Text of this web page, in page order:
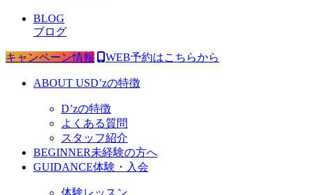
BLOG
ブログ
キャンペーン情報 WEB予約はこちらから
ABOUT USD’zの特徴
D’zの特徴
よくある質問
スタッフ紹介
BEGINNER未経験の方へ
GUIDANCE体験・入会
体験レッスン